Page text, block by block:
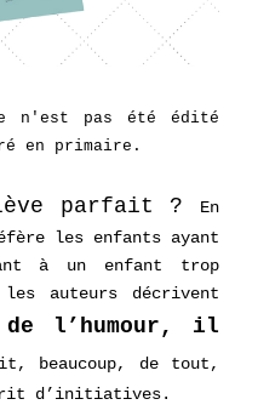
n'est pas été édité
en primaire.
parfait ?
En
les enfants ayant
à un enfant trop
auteurs décrivent
l’humour, il
beaucoup, de tout,
d’initiatives.